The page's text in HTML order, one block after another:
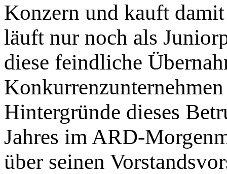
Konzern und kauft
läuft nur noch als
diese feindliche
Hintergründe dieses
Jahres im ARD-
über seinen